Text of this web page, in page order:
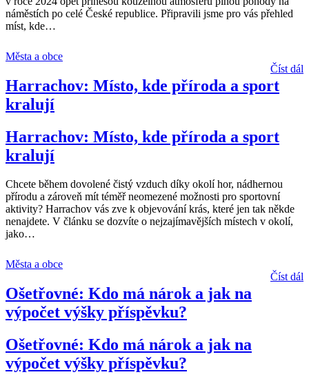
náměstích po celé České republice. Připravili jsme pro vás přehled
míst, kde…
Města a obce
Číst dál
Harrachov: Místo, kde příroda a sport
kralují
Harrachov: Místo, kde příroda a sport
kralují
Chcete během dovolené čistý vzduch díky okolí hor, nádhernou
přírodu a zároveň mít téměř neomezené možnosti pro sportovní
aktivity? Harrachov vás zve k objevování krás, které jen tak někde
nenajdete. V článku se dozvíte o nejzajímavějších místech v okolí,
jako…
Města a obce
Číst dál
Ošetřovné: Kdo má nárok a jak na
výpočet výšky příspěvku?
Ošetřovné: Kdo má nárok a jak na
výpočet výšky příspěvku?